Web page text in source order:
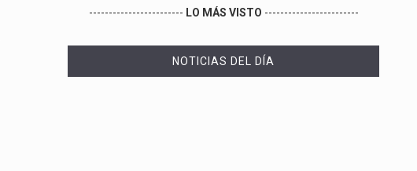
------------------------ LO MÁS VISTO ------------------------
NOTICIAS DEL DÍA